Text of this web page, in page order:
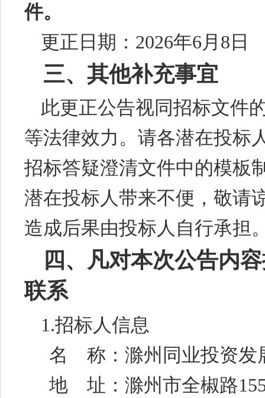
件。
更正日期： 2026年6月8 日
三、其他补充事宜
此更正公告视同招标文件
等法律效力。请各潜在投标
招标答疑澄清文件中的模板
潜在投标人带来不便，敬请
造成后果由投标人自行承担
四、凡对本次公告内
联系
1.招标人信息
名
称：滁州同业投资发
地
址：滁州市全椒路